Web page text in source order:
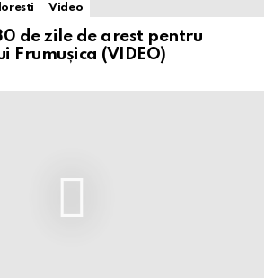
Video
de zile de arest pentru
Frumușica (VIDEO)